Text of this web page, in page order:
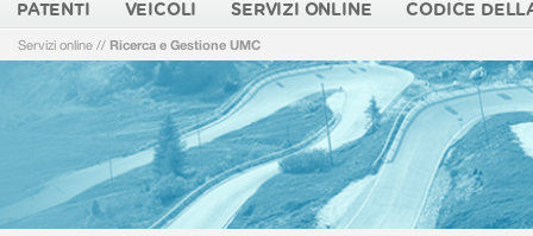
PATENTI VEICOLI SERVIZI ONLINE CODICE
Servizi online // Ricerca e Gestione UMC